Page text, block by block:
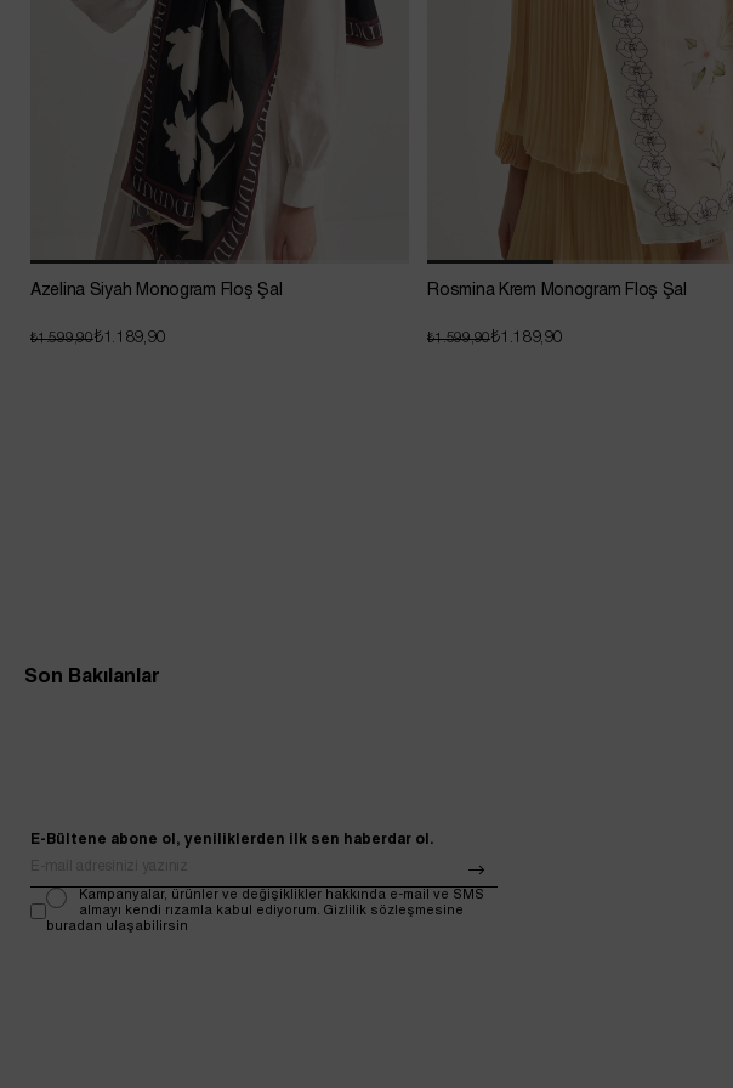
Azelina Siyah Monogram Floş Şal
₺1.189,90
₺1.599,90
Rosmina Krem Monogram Floş Şal
₺1.189,90
₺1.599,90
Son Bakılanlar
E-Bültene abone ol, yeniliklerden ilk sen haberdar ol.
Kampanyalar, ürünler ve değişiklikler hakkında e-mail ve SMS
almayı kendi rızamla kabul ediyorum. Gizlilik sözleşmesine
buradan ulaşabilirsin